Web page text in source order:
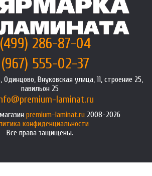
286-87-04
555-02-37
Внуковская улица, 11, строение 25,
павильон 25
laminat.ru
premium-laminat.ru2008-2026
конфиденциальности
Все права защищены.